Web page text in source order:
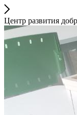
Центр развития